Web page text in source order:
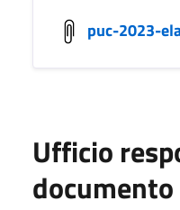
puc-2023-
Ufficio
documento